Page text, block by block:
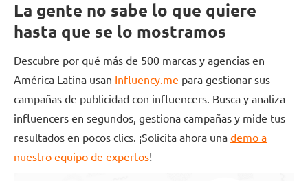
La gente no sabe lo que quiere
hasta que se lo mostramos
Descubre por qué más de 500 marcas y agencias en
América Latina usan Influency.me para gestionar sus
campañas de publicidad con influencers. Busca y analiza
influencers en segundos, gestiona campañas y mide tus
resultados en pocos clics. ¡Solicita ahora una demo a
nuestro equipo de expertos!